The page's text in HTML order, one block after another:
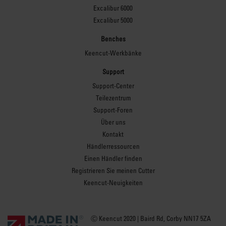
Excalibur 6000
Excalibur 5000
Benches
Keencut-Werkbänke
Support
Support-Center
Teilezentrum
Support-Foren
Über uns
Kontakt
Händlerressourcen
Einen Händler finden
Registrieren Sie meinen Cutter
Keencut-Neuigkeiten
Ⓒ Keencut 2020 | Baird Rd, Corby NN17 5ZA